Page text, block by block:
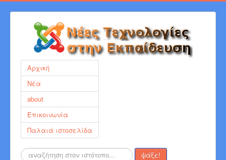
Αρχική
Νέα
about
Επικοινωνία
Παλαιά ιστοσελίδα
Αναζήτηση... ψάξε!